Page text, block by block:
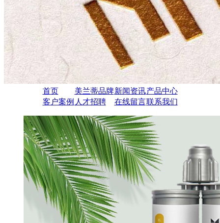
首页 美兰蒂品牌新闻资讯产品中心
客户案例 人才招聘 在线留言联系我们